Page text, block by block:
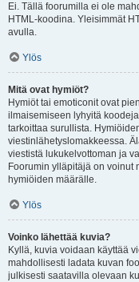
Ei. Tällä foorumilla ei ole
HTML-koodina. Yleisimmät
avulla.
Ylös
Mitä ovat hymiöt?
Hymiöt tai emoticonit ovat
ilmaisemiseen lyhyitä
tarkoittaa surullista.
viestinlähetyslomakkeessa.
viestistä lukukelvottoman ja
Foorumin ylläpitäjä on voinut
hymiöiden määrälle.
Ylös
Voinko lähettää kuvia?
Kyllä, kuvia voidaan käyttää
mahdollisesti ladata kuvan
julkisesti saatavilla olevaan